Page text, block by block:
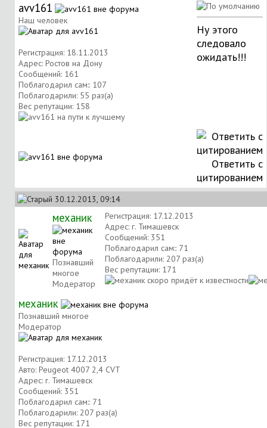
avv161
Наш человек
Регистрация: 18.11.2013
Адрес: Ростов на Дону
Сообщений: 161
Поблагодарил сам:: 107
Поблагодарили: 55 раз(а)
Вес репутации: 158
Ну этого
следовало
ожидать!!!
Ответить с
цитированием
30.12.2013, 09:14
механик
Познавший
многое
Модератор
Регистрация: 17.12.2013
Адрес: г. Тимашевск
Сообщений: 351
Поблагодарил сам:: 71
Поблагодарили: 207 раз(а)
Вес репутации: 171
механик
Познавший многое
Модератор
Регистрация: 17.12.2013
Авто: Peugeot 4007 2,4 CVT
Адрес: г. Тимашевск
Сообщений: 351
Поблагодарил сам:: 71
Поблагодарили: 207 раз(а)
Вес репутации: 171